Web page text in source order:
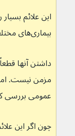
بیماری‌های مختلفی ایجاد شوند.
داشتن آنها
مزمن نیست.
عمومی بررسی
چون اگر این